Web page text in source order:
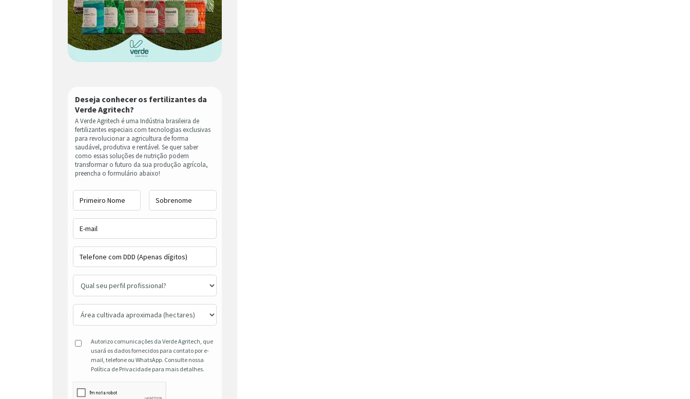
Deseja conhecer os fertilizantes da
Verde Agritech?
A Verde Agritech é uma Indústria brasileira de
fertilizantes especiais com tecnologias exclusivas
para revolucionar a agricultura de forma
saudável, produtiva e rentável. Se quer saber
como essas soluções de nutrição podem
transformar o futuro da sua produção agrícola,
preencha o formulário abaixo!
Autorizo comunicações da Verde Agritech, que
usará os dados fornecidos para contato por e-
mail, telefone ou WhatsApp. Consulte nossa
Política de Privacidade para mais detalhes.